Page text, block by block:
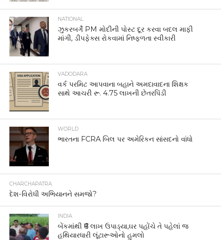
NATIONAL
ઝુકરબર્ગે PM મોદીની પોસ્ટ દૂર કરવા બદલ માફી
માંગી, ડીપફેક્સ રોકવામાં નિષ્ફળતા સ્વીકારી
VADODARA
વર્ક પરમિટ આપવાના બહાને અમદાવાદના શિક્ષક
સાથે આચરી રૂ. 4.75 લાખની છેતરપિંડી
WORLD
ભારતના FCRA બિલ પર અમેરિકન સાંસદનો વાંધો
CHARCHAPATRA
દેશ-વિરોધી અભિયાનને સમજો?
INDIA
બેંકમાંથી ₹6 લાખ ઉપાડ્યા,ઘર પહોંચે તે પહેલાં જ
હથિયારધારી લૂંટારૂઓનો હુમલો